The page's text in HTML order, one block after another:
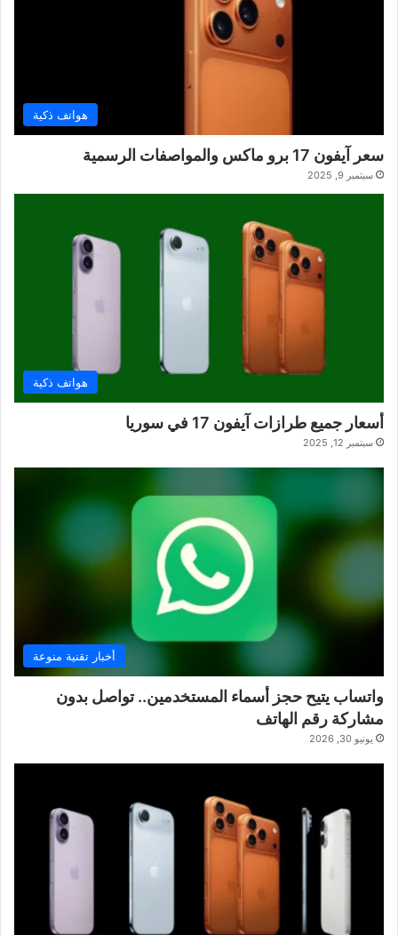
هواتف ذكية
سعر آيفون 17 برو ماكس والمواصفات الرسمية
سبتمبر 9, 2025
هواتف ذكية
أسعار جميع طرازات آيفون 17 في سوريا
سبتمبر 12, 2025
أخبار تقنية منوعة
واتساب يتيح حجز أسماء المستخدمين.. تواصل بدون
مشاركة رقم الهاتف
يونيو 30, 2026